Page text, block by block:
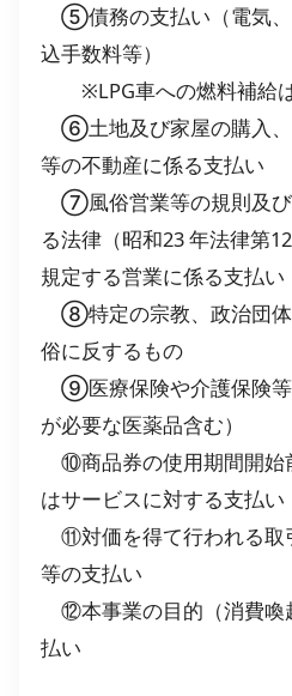
⑤債務の支払い（電気
込手数料等）
※LPG車への燃料補給は
⑥土地及び家屋の購入、
等の不動産に係る支払い
⑦風俗営業等の規則及び
る法律（昭和23 年法律第
規定する営業に係る支払い
⑧特定の宗教、政治団体
俗に反するもの
⑨医療保険や介護保険等
が必要な医薬品含む）
⑩商品券の使用期間開始
はサービスに対する支払い
⑪対価を得て行われる取
等の支払い
⑫本事業の目的（消費喚
払い